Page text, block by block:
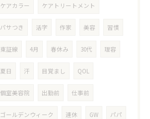
ケアカラー ケアトリートメント
パサつき 活字 作家 美容 習慣
東証線 4月 春休み 30代 理容
夏日 汗 目覚まし QOL
個室美容院 出勤前 仕事前
ゴールデンウィーク 連休 GW パパ